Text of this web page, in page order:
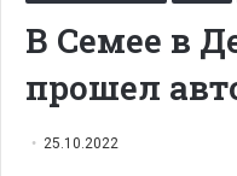
В Семее в
прошел
25.10.2022